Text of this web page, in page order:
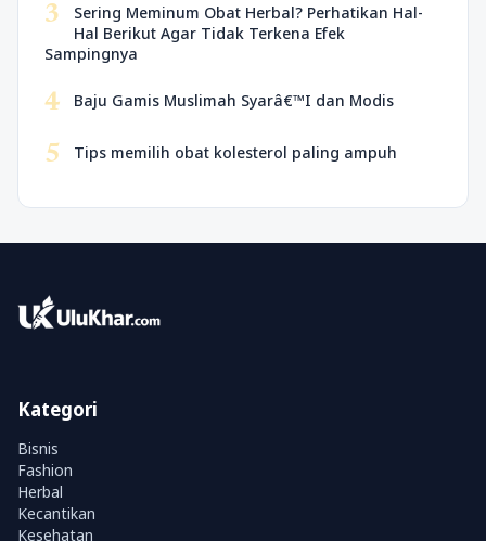
3
Sering Meminum Obat Herbal? Perhatikan Hal-
Hal Berikut Agar Tidak Terkena Efek
Sampingnya
4 Baju Gamis Muslimah Syarâ€™I dan Modis
5 Tips memilih obat kolesterol paling ampuh
Kategori
Bisnis
Fashion
Herbal
Kecantikan
Kesehatan